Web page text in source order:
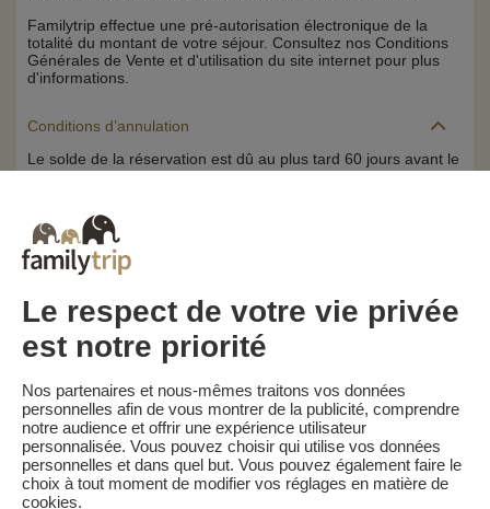
Familytrip effectue une pré-autorisation électronique de la
totalité du montant de votre séjour. Consultez nos Conditions
Générales de Vente et d'utilisation du site internet pour plus
d'informations.
Conditions d’annulation
Le solde de la réservation est dû au plus tard 60 jours avant le
début du séjour. Le client reçoit un rappel de paiement du
Les pénalités d'annulation sont calculées sur la base du
barème suivant :
• Annulation 60 jours ou plus avant la date de début du séjour :
acompte conservé
• Annulation moins de 60 jours avant la date de début du
séjour : 100 % du prix du séjour
Familytrip vous conseille de souscrire l'assurance annulation
de son partenaire AREAS Assurances. Souscrivez au moment
de la réservation ou dans les 24h suivant votre réservation par
téléphone.
Le respect de votre vie privée
est notre priorité
Nos partenaires et nous-mêmes traitons vos données
personnelles afin de vous montrer de la publicité, comprendre
notre audience et offrir une expérience utilisateur
personnalisée. Vous pouvez choisir qui utilise vos données
personnelles et dans quel but. Vous pouvez également faire le
choix à tout moment de modifier vos réglages en matière de
cookies.